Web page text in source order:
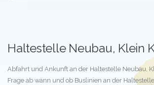
Haltestelle Neubau, Klein
Abfahrt und Ankunft an der Haltestelle Neubau,
Frage ab wann und ob Buslinien an der